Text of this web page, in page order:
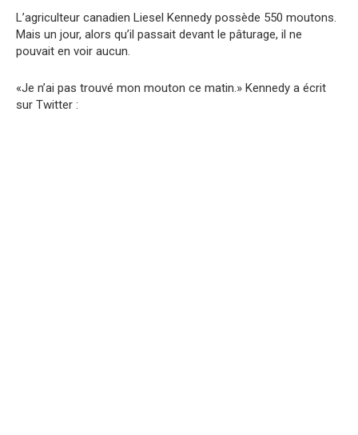
L’agriculteur canadien Liesel Kennedy possède 550 moutons.
Mais un jour, alors qu’il passait devant le pâturage, il ne
pouvait en voir aucun.
«Je n’ai pas trouvé mon mouton ce matin.» Kennedy a écrit
sur Twitter :